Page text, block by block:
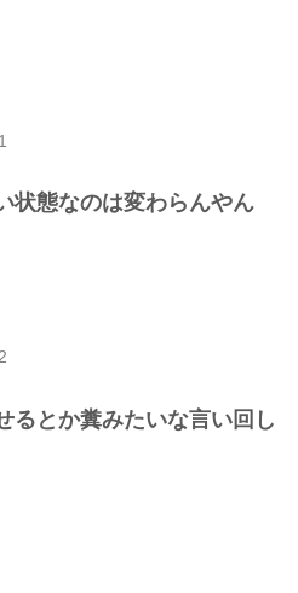
状態なのは変わらんやん
るとか糞みたいな言い回し